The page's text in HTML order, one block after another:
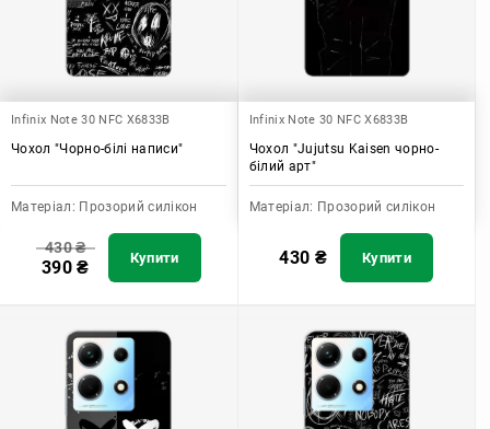
Infinix Note 30 NFC X6833B
Чохол "Чорно-білі написи"
Матеріал: Прозорий силікон
430₴
390₴ Купити
Infinix Note 30 NFC X6833B
Чохол "Jujutsu Kaisen чорно-
білий арт"
Матеріал: Прозорий силікон
430 ₴ Купити